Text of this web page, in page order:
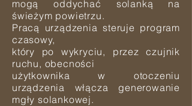
mogą oddychać solanką na
świeżym powietrzu.
Pracą urządzenia steruje program
czasowy,
który po wykryciu, przez czujnik
ruchu, obecności
użytkownika w otoczeniu
urządzenia włącza generowanie
mgły solankowej.